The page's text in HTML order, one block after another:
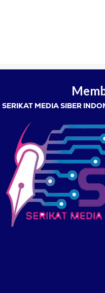
SERIKAT MEDIA SIBER